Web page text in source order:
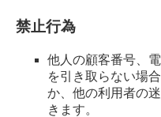
禁止行為
他人の顧客番号、
を引き取らない場
か、他の利用者の
きます。